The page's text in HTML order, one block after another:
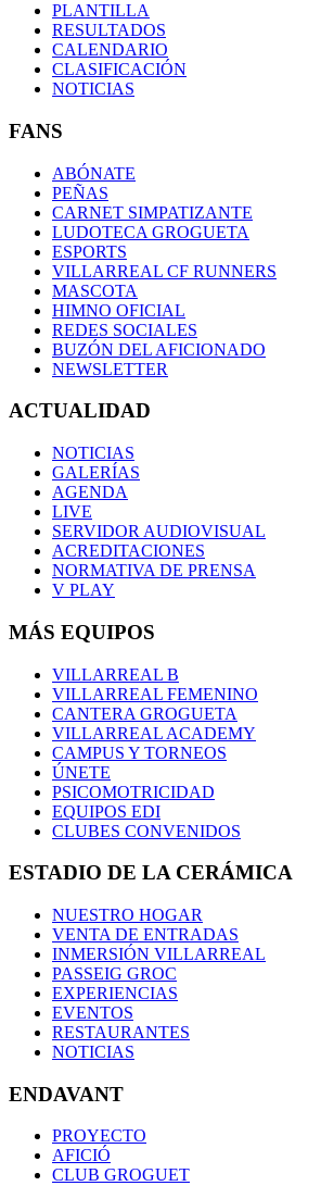
PLANTILLA
RESULTADOS
CALENDARIO
CLASIFICACIÓN
NOTICIAS
FANS
ABÓNATE
PEÑAS
CARNET SIMPATIZANTE
LUDOTECA GROGUETA
ESPORTS
VILLARREAL CF RUNNERS
MASCOTA
HIMNO OFICIAL
REDES SOCIALES
BUZÓN DEL AFICIONADO
NEWSLETTER
ACTUALIDAD
NOTICIAS
GALERÍAS
AGENDA
LIVE
SERVIDOR AUDIOVISUAL
ACREDITACIONES
NORMATIVA DE PRENSA
V PLAY
MÁS EQUIPOS
VILLARREAL B
VILLARREAL FEMENINO
CANTERA GROGUETA
VILLARREAL ACADEMY
CAMPUS Y TORNEOS
ÚNETE
PSICOMOTRICIDAD
EQUIPOS EDI
CLUBES CONVENIDOS
ESTADIO DE LA CERÁMICA
NUESTRO HOGAR
VENTA DE ENTRADAS
INMERSIÓN VILLARREAL
PASSEIG GROC
EXPERIENCIAS
EVENTOS
RESTAURANTES
NOTICIAS
ENDAVANT
PROYECTO
AFICIÓ
CLUB GROGUET